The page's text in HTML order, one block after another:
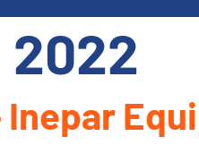
2022
Inepar